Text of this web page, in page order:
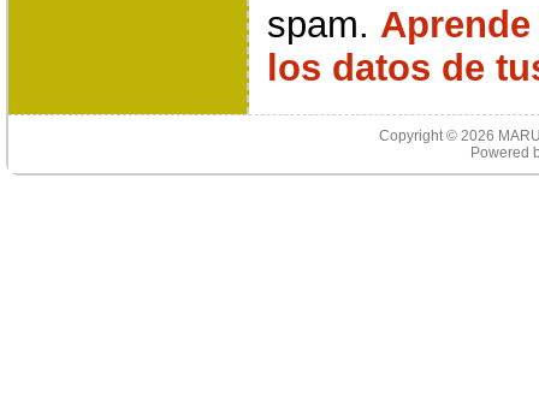
spam.
los datos de
Copyright © 2026
Powered